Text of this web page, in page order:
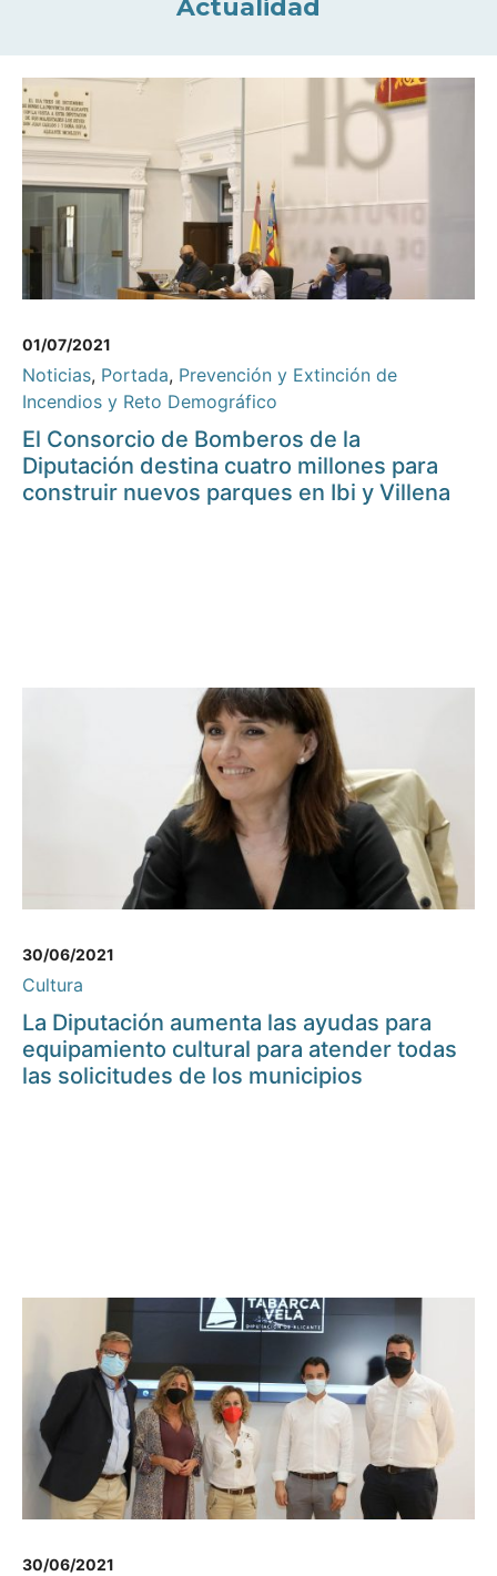
Actualidad
01/07/2021
Noticias, Portada, Prevención y Extinción de
Incendios y Reto Demográfico
El Consorcio de Bomberos de la
Diputación destina cuatro millones para
construir nuevos parques en Ibi y Villena
30/06/2021
Cultura
La Diputación aumenta las ayudas para
equipamiento cultural para atender todas
las solicitudes de los municipios
30/06/2021